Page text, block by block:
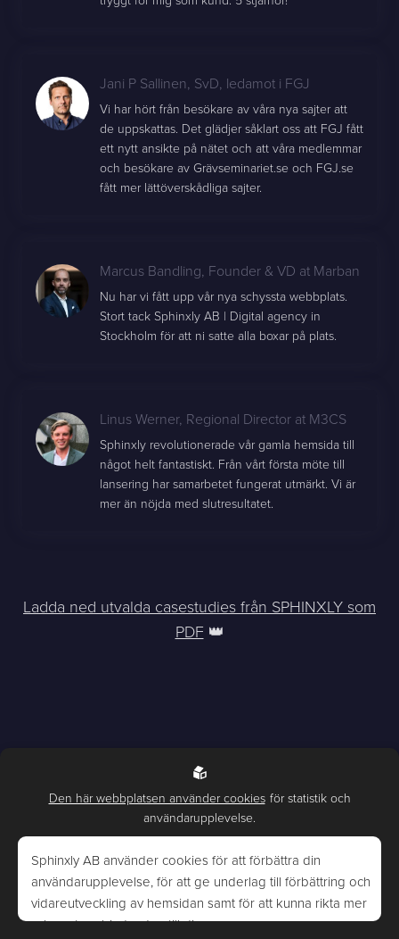
Jani P Sallinen, SvD, ledamot i FGJ
Vi har hört från besökare av våra nya sajter att
de uppskattas. Det glädjer såklart oss att FGJ fått
ett nytt ansikte på nätet och att våra medlemmar
och besökare av Grävseminariet.se och FGJ.se
fått mer lättöverskådliga sajter.
Marcus Bandling, Founder & VD at Marban
Nu har vi fått upp vår nya schyssta webbplats.
Stort tack Sphinxly AB | Digital agency in
Stockholm för att ni satte alla boxar på plats.
Linus Werner, Regional Director at M3CS
Sphinxly revolutionerade vår gamla hemsida till
något helt fantastiskt. Från vårt första möte till
lansering har samarbetet fungerat utmärkt. Vi är
mer än nöjda med slutresultatet.
Ladda ned utvalda casestudies från SPHINXLY som
PDF 👑
www.sphinxly.se
Den här webbplatsen använder cookies för statistik och
användarupplevelse.
Sphinxly AB använder cookies för att förbättra din
användarupplevelse, för att ge underlag till förbättring och
vidareutveckling av hemsidan samt för att kunna rikta mer
relevanta erbjudanden till dig.